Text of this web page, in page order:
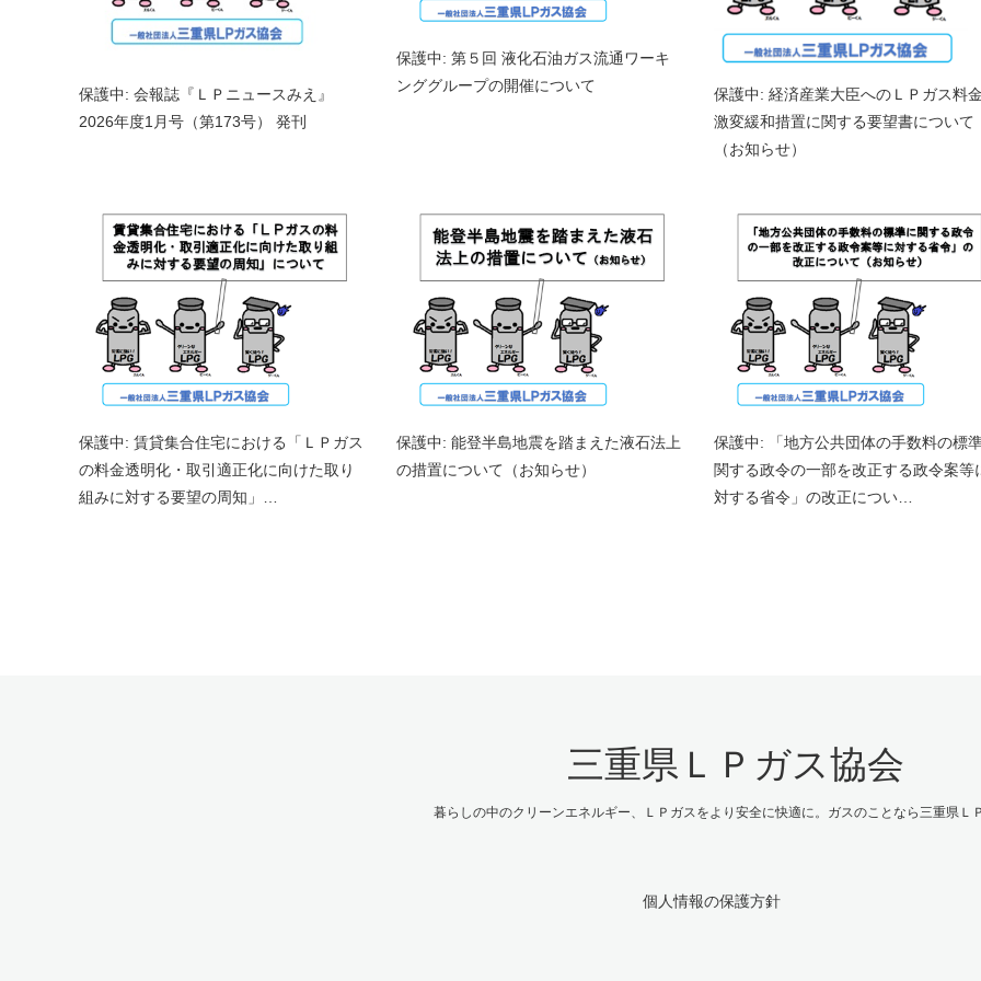
保護中: 会報誌『ＬＰニュースみえ』
2026年度1月号（第173号） 発刊
保護中: 第５回 液化石油ガス流通ワーキ
ンググループの開催について
保護中: 経済産業大臣へのＬＰガス料
激変緩和措置に関する要望書について
（お知らせ）
保護中: 賃貸集合住宅における「ＬＰガス
の料金透明化・取引適正化に向けた取り
組みに対する要望の周知」…
保護中: 能登半島地震を踏まえた液石法上
の措置について（お知らせ）
保護中: 「地方公共団体の手数料の標
関する政令の一部を改正する政令案等
対する省令」の改正につい…
三重県ＬＰガス協会
暮らしの中のクリーンエネルギー、ＬＰガスをより安全に快適に。ガスのことなら三重県Ｌ
個人情報の保護方針